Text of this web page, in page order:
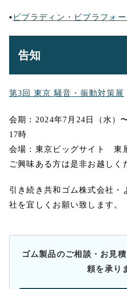
▪ ビブラディン・ビブラフォー
告知
第3回 東京 騒音・振動対策展
会期：2024年7月24日（水）
17時
会場：東京ビッグサイト 東
ご興味ある方は是非お越しく
引き続き共和ゴム株式会社・
社を宜しくお願い致します。
ゴム製品のご相談・お見
頼を承り